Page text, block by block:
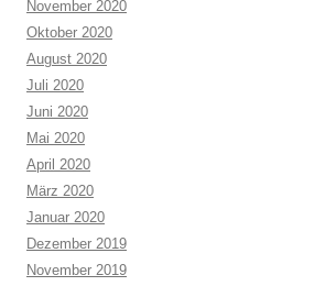
November 2020
Oktober 2020
August 2020
Juli 2020
Juni 2020
Mai 2020
April 2020
März 2020
Januar 2020
Dezember 2019
November 2019